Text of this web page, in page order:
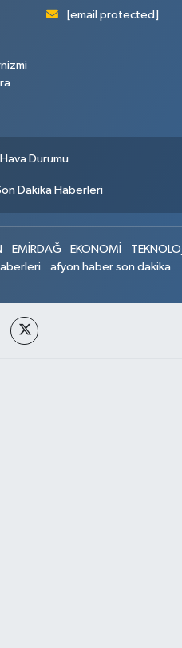
[email protected]
Hava Durumu
Dakika Haberleri
EMİRDAĞ EKONOMİ TEKNOLOJİ
afyon haber son dakika